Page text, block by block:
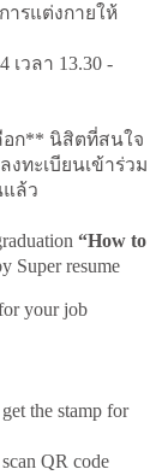
ารแต่งกายให้
เวลา 13.30 -
อก** นิสิตที่สนใจ
งทะเบียนเข้าร่วม
แล้ว
“How to
Super resume
your job
the stamp for
QR code